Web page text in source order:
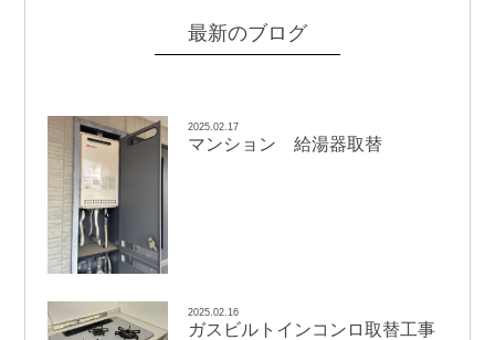
最新のブログ
2025.02.17
マンション 給湯器取替
2025.02.16
ガスビルトインコンロ取替工事